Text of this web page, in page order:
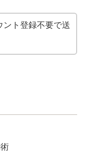
ント登録不要で送